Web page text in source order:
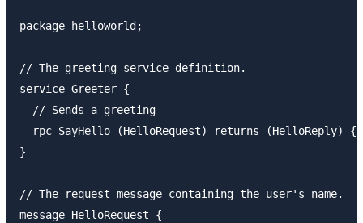
package helloworld;
// The greeting service definition.
service Greeter {
  // Sends a greeting
  rpc SayHello (HelloRequest) returns (HelloReply) {}
}
// The request message containing the user's name.
message HelloRequest {